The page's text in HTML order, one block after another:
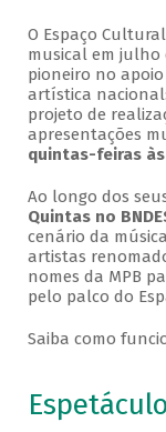
O Espaço
musical em julho
pioneiro no
artística
projeto de
apresentações
quintas-feiras às
Ao longo dos
Quintas no
cenário da
artistas
nomes da MPB
pelo palco do
Saiba como